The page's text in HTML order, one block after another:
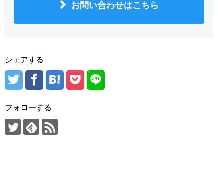
お問い合わせはこちら
シェアする
フォローする